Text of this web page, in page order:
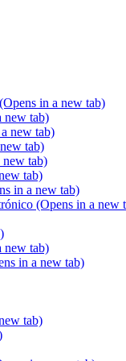
(Opens in a new tab)
new tab)
new tab)
tab)
new tab)
tab)
in a new tab)
(Opens in a new
new tab)
in a new tab)
tab)